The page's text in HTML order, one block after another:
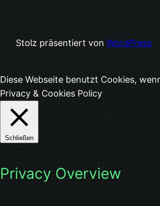
Stolz präsentiert von WordPress
Diese Webseite benutzt Cookies,
Privacy & Cookies Policy
Schließen
Privacy Overview